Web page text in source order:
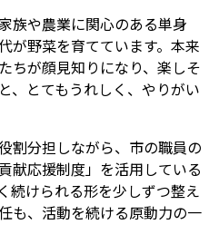
族や農業に関心のある単身
が野菜を育てています。本来
ちが顔見知りになり、楽しそ
、とてもうれしく、やりがい
割分担しながら、市の職員の
献応援制度」を活用している
続けられる形を少しずつ整え
も、活動を続ける原動力の一